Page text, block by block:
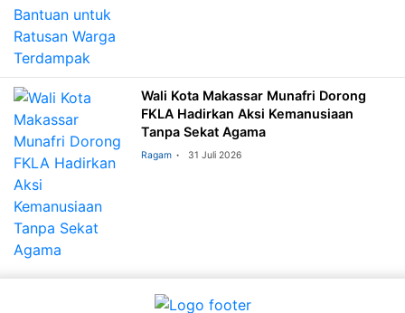
Wali Kota Makassar Munafri Dorong
FKLA Hadirkan Aksi Kemanusiaan
Tanpa Sekat Agama
Ragam 31 Juli 2026